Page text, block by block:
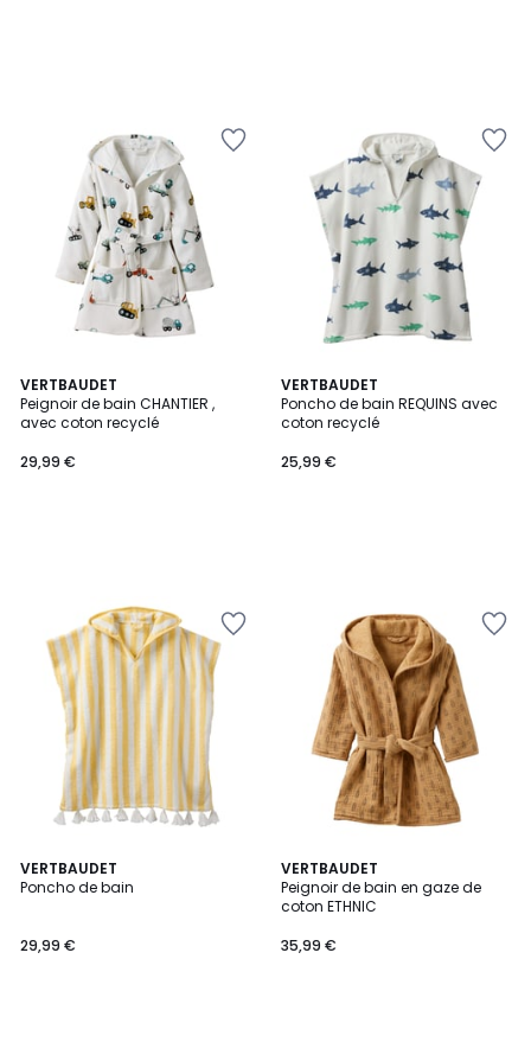
VERTBAUDET
Peignoir de bain CHANTIER ,
avec coton recyclé
29,99 €
VERTBAUDET
Poncho de bain REQUINS avec
coton recyclé
25,99 €
VERTBAUDET
Poncho de bain
29,99 €
VERTBAUDET
Peignoir de bain en gaze de
coton ETHNIC
35,99 €